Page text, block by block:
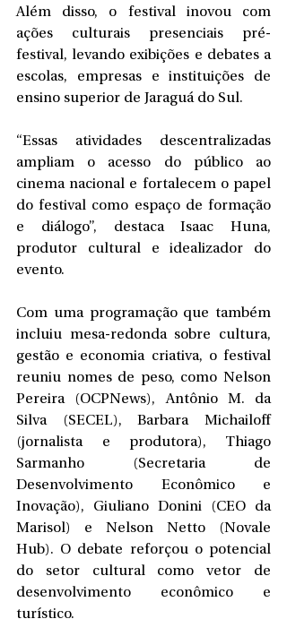
Além disso, o festival inovou com
ações culturais presenciais pré-
festival, levando exibições e debates a
escolas, empresas e instituições de
ensino superior de Jaraguá do Sul.
“Essas atividades descentralizadas
ampliam o acesso do público ao
cinema nacional e fortalecem o papel
do festival como espaço de formação
e diálogo”, destaca Isaac Huna,
produtor cultural e idealizador do
evento.
Com uma programação que também
incluiu mesa-redonda sobre cultura,
gestão e economia criativa, o festival
reuniu nomes de peso, como Nelson
Pereira (OCPNews), Antônio M. da
Silva (SECEL), Barbara Michailoff
(jornalista e produtora), Thiago
Sarmanho (Secretaria de
Desenvolvimento Econômico e
Inovação), Giuliano Donini (CEO da
Marisol) e Nelson Netto (Novale
Hub). O debate reforçou o potencial
do setor cultural como vetor de
desenvolvimento econômico e
turístico.